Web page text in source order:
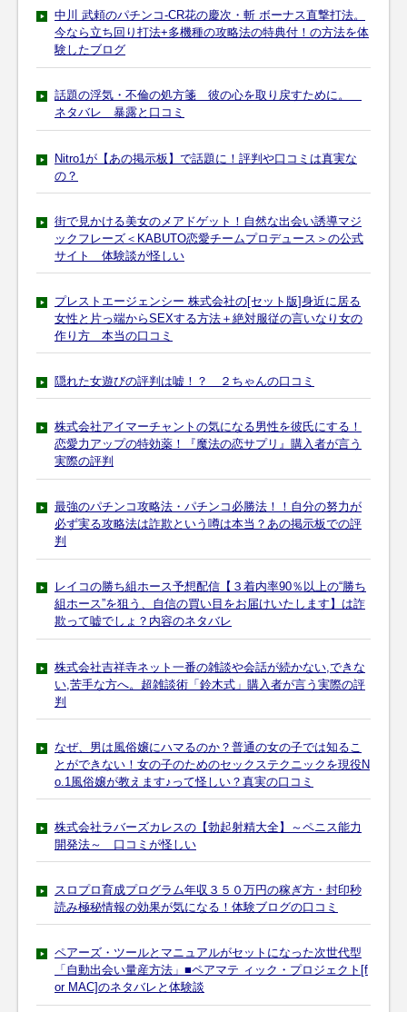
中川 武頼のパチンコ-CR花の慶次・斬 ボーナス直撃打法。
今なら立ち回り打法+多機種の攻略法の特典付！の方法を体
験したブログ
話題の浮気・不倫の処方箋 彼の心を取り戻すために。
ネタバレ 暴露と口コミ
Nitro1が【あの掲示板】で話題に！評判や口コミは真実な
の？
街で見かける美女のメアドゲット！自然な出会い誘導マジ
ックフレーズ＜KABUTO恋愛チームプロデュース＞の公式
サイト 体験談が怪しい
プレストエージェンシー 株式会社の[セット版]身近に居る
女性と片っ端からSEXする方法＋絶対服従の言いなり女の
作り方 本当の口コミ
隠れた女遊びの評判は嘘！？ ２ちゃんの口コミ
株式会社アイマーチャントの気になる男性を彼氏にする！
恋愛力アップの特効薬！『魔法の恋サプリ』購入者が言う
実際の評判
最強のパチンコ攻略法・パチンコ必勝法！！自分の努力が
必ず実る攻略法は詐欺という噂は本当？あの掲示板での評
判
レイコの勝ち組ホース予想配信【３着内率90％以上の“勝ち
組ホース”を狙う、自信の買い目をお届けいたします】は詐
欺って嘘でしょ？内容のネタバレ
株式会社吉祥寺ネット一番の雑談や会話が続かない,できな
い,苦手な方へ。超雑談術「鈴木式」購入者が言う実際の評
判
なぜ、男は風俗嬢にハマるのか？普通の女の子では知るこ
とができない！女の子のためのセックステクニックを現役N
o.1風俗嬢が教えます♪って怪しい？真実の口コミ
株式会社ラバーズカレスの【勃起射精大全】～ペニス能力
開発法～ 口コミが怪しい
スロプロ育成プログラム年収３５０万円の稼ぎ方・封印秒
読み極秘情報の効果が気になる！体験ブログの口コミ
ペアーズ・ツールとマニュアルがセットになった次世代型
「自動出会い量産方法」■ペアマテ ィック・プロジェクト[f
or MAC]のネタバレと体験談